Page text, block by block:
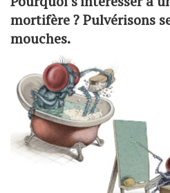
mortifère ? Pulvérisons
mouches.